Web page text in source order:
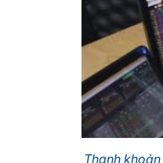
Thanh